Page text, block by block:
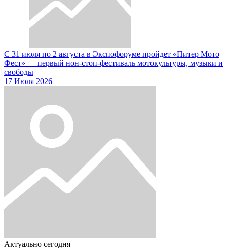
С 31 июля по 2 августа в Экспофоруме пройдет «Питер Мото
Фест» — первый нон-стоп-фестиваль мотокультуры, музыки и
свободы
17 Июля 2026
Актуально сегодня